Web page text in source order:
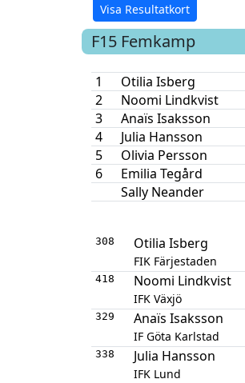
Visa Resultatkort
F15 Femkamp
1 Otilia Isberg
2
Noomi Lindkvist
3
Anaïs Isaksson
4
Julia Hansson
5
Olivia Persson
6
Emilia Tegård
Sally Neander
308 Otilia Isberg
FIK Färjestaden
418 Noomi Lindkvist
IFK Växjö
329 Anaïs Isaksson
IF Göta Karlstad
338 Julia Hansson
IFK Lund